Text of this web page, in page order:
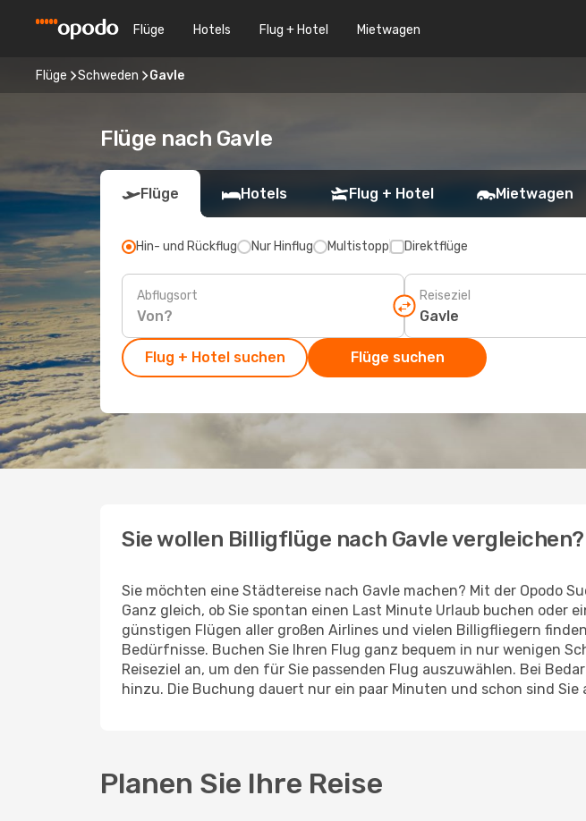
Flüge Hotels Flug + Hotel Mietwagen
Flüge Schweden Gavle
Flüge nach Gavle
Flüge Hotels Flug + Hotel Mietwagen
Hin- und Rückflug Nur Hinflug Multistopp Direktflüge
Abflugsort Reiseziel
Flug + Hotel suchen Flüge suchen
Sie wollen Billigflüge nach Gavle vergleichen?
Sie möchten eine Städtereise nach Gavle machen? Mit der Opodo
Ganz gleich, ob Sie spontan einen Last Minute Urlaub buchen oder
günstigen Flügen aller großen Airlines und vielen Billigfliegern
Bedürfnisse. Buchen Sie Ihren Flug ganz bequem in nur wenigen
Reiseziel an, um den für Sie passenden Flug auszuwählen. Bei
hinzu. Die Buchung dauert nur ein paar Minuten und schon sind Sie
Planen Sie Ihre Reise